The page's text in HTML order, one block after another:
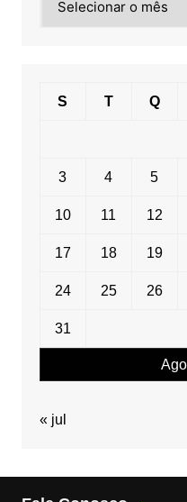
por
S T Q
3 4 5
10 11 12
17 18 19
24 25 26
31
« jul